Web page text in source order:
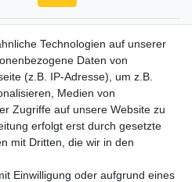
auf dem Laufenden
NACHNAME
gelesen habe. Meine
Technologien auf unserer
Daten von
(z.B. IP-Adresse), um z.B.
Medien von
Zugriffe auf unsere Website zu
erfolgt erst durch gesetzte
mit Dritten, die wir in den
Einwilligung oder aufgrund eines